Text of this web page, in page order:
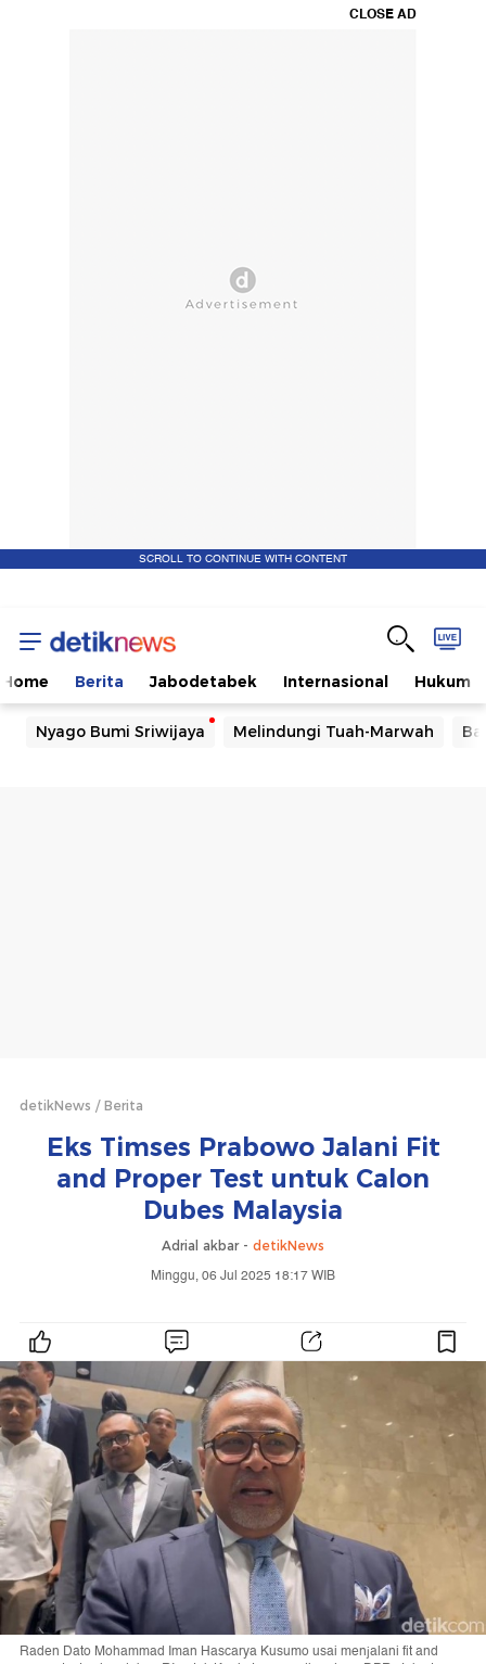
CLOSE AD
SCROLL TO CONTINUE WITH CONTENT
Home Berita Jabodetabek Internasional Hukum
Nyago Bumi Sriwijaya Melindungi Tuah-Marwah
detikNews Berita
Eks Timses Prabowo Jalani Fit
and Proper Test untuk Calon
Dubes Malaysia
Adrial akbar - detikNews
Minggu, 06 Jul 2025 18:17 WIB
Raden Dato Mohammad Iman Hascarya Kusumo usai menjalani fit and